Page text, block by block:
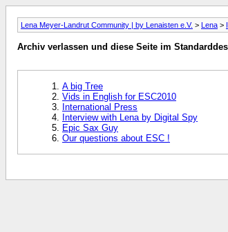
Lena Meyer-Landrut Community | by Lenaisten e.V. > Lena >
Archiv verlassen und diese Seite im
A big Tree
Vids in English for ESC2010
International Press
Interview with Lena by Digital Spy
Epic Sax Guy
Our questions about ESC !